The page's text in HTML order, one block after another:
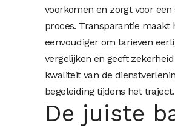
voorkomen en zorgt voor een
proces. Transparantie maakt
eenvoudiger om tarieven
vergelijken en geeft
kwaliteit van de
begeleiding tijdens het traject.
De juiste